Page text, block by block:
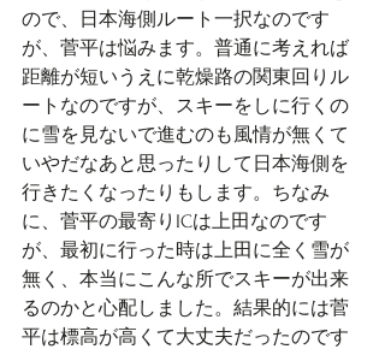
ので、日本海側ルート一択なのです
が、菅平は悩みます。普通に考えれば
距離が短いうえに乾燥路の関東回りル
ートなのですが、スキーをしに行くの
に雪を見ないで進むのも風情が無くて
いやだなあと思ったりして日本海側を
行きたくなったりもします。ちなみ
に、菅平の最寄りICは上田なのです
が、最初に行った時は上田に全く雪が
無く、本当にこんな所でスキーが出来
るのかと心配しました。結果的には菅
平は標高が高くて大丈夫だったのです